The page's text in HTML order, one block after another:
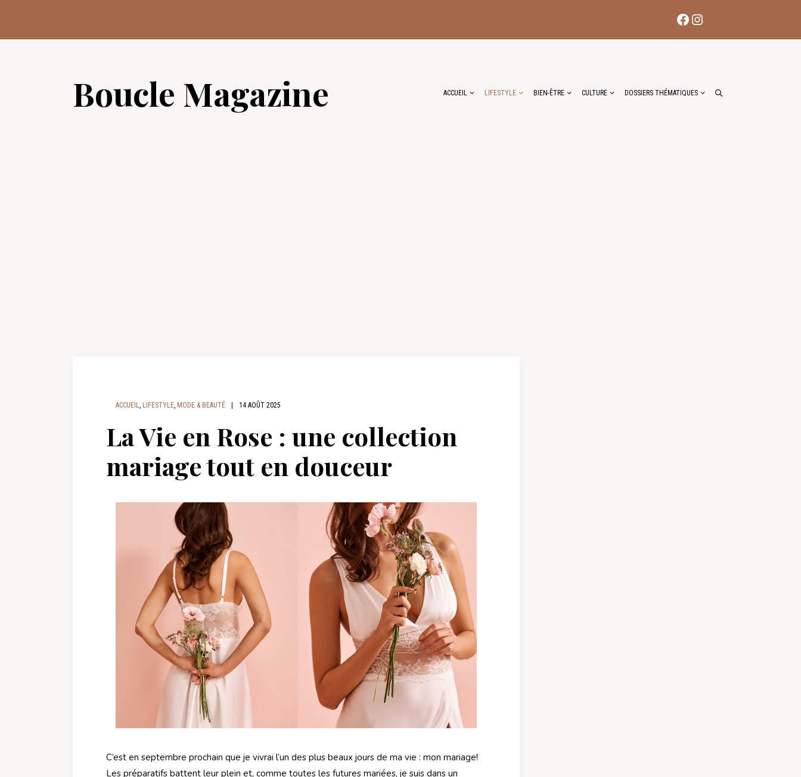
contenu
Facebook
Instagram
Boucle Magazine ACCUEIL LIFESTYLE BIEN-ÊTRE CULTURE DOSSIERS THÉMATIQUES
ACCUEIL, LIFESTYLE, MODE & BEAUTÉ 14 AOÛT 2025
La Vie en Rose : une collection
mariage tout en douceur
C’est en septembre prochain que je vivrai l’un des plus beaux jours de ma vie : mon mariage!
Les préparatifs battent leur plein et, comme toutes les futures mariées, je suis dans un